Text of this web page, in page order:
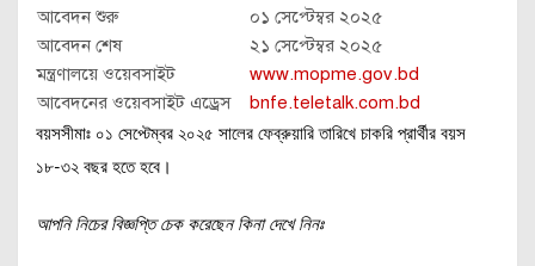
আবেদন শুরু
০১ সেপ্টেম্বর ২০২৫
আবেদন শেষ
২১ সেপ্টেম্বর ২০২৫
মন্ত্রণালয়ে ওয়েবসাইট
www.mopme.gov.bd
আবেদনের ওয়েবসাইট এড্রেস
bnfe.teletalk.com.bd
বয়সসীমাঃ ০১ সেপ্টেম্বর ২০২৫ সালের ফেব্রুয়ারি তারিখে চাকরি প্রার্থীর বয়স
১৮-৩২ বছর হতে হবে।
আপনি নিচের বিজ্ঞপ্তি চেক করেছেন কিনা দেখে নিনঃ